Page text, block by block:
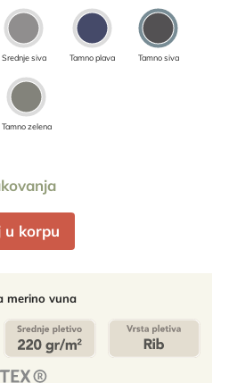
Srednje siva Tamno plava Tamno siva
Tamno zelena
u korpu
merino vuna